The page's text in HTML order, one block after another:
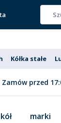
Kółka stałe
Zamów przed
marki